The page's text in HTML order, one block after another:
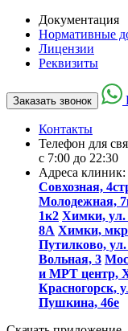
Документация
Нормативные
Лицензии
Реквизиты
Заказать звонок
Контакты
Телефон для
c 7:00 до 22:30
Адреса клиник:
Совхозная,
Молодежная,
1к2 Химки, ул.
8А Химки,
Путилково,
Вольная, 3
и МРТ центр,
Красногорск,
Пушкина, 46е